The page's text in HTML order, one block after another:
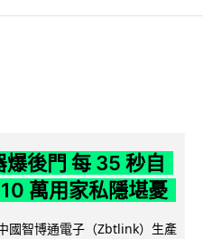
後門 每 35 秒自
萬用家私隱堪憂
國智博通電子（Zbtlink）生產